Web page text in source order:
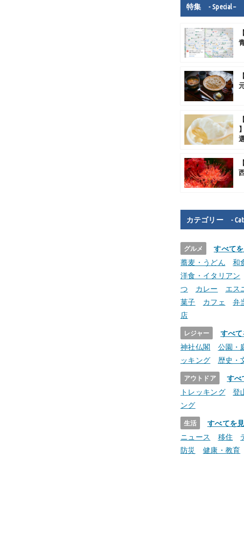
特集 - Special –
カテゴリー -
グルメ すべて
蕎麦・うどん 和
洋食・イタリアン
つ
カレー エス
菓子
カフェ 弁
店
レジャー すべ
神社仏閣 公園・
ッキング
歴史・
アウトドア すべ
トレッキング 登
ング
生活 すべてを
ニュース 移住
防災
健康・教育